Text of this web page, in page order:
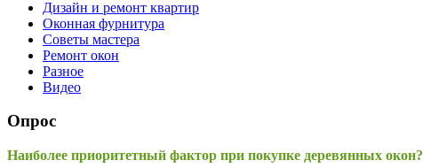
Дизайн и ремонт квартир
Оконная фурнитура
Советы мастера
Ремонт окон
Разное
Видео
Опрос
Наиболее приоритетный фактор при покупке деревянных окон?